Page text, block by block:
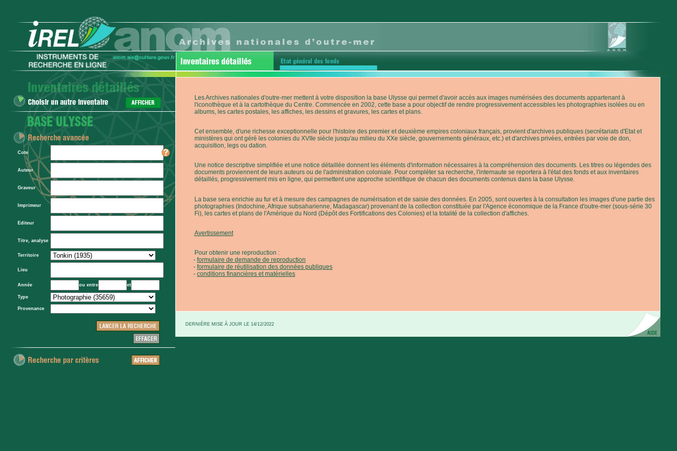
Cote
Auteur
Graveur
Imprimeur
Editeur
Titre, analyse
Territoire
Lieu
Année ou entre et
Type
Provenance
Les Archives nationales d'outre-mer mettent à votre disposition la base Ulysse qui permet d'avoir accès aux images numérisées des documents appartenant à
l'iconothèque et à la cartothèque du Centre. Commencée en 2002, cette base a pour objectif de rendre progressivement accessibles les photographies isolées ou en
albums, les cartes postales, les affiches, les dessins et gravures, les cartes et plans.
Cet ensemble, d'une richesse exceptionnelle pour l'histoire des premier et deuxième empires coloniaux français, provient d'archives publiques (secrétariats d'Etat et
ministères qui ont géré les colonies du XVIIe siècle jusqu'au milieu du XXe siècle, gouvernements généraux, etc.) et d'archives privées, entrées par voie de don,
acquisition, legs ou dation.
Une notice descriptive simplifiée et une notice détaillée donnent les éléments d'information nécessaires à la compréhension des documents. Les titres ou légendes des
documents proviennent de leurs auteurs ou de l'administration coloniale. Pour compléter sa recherche, l'internaute se reportera à l'état des fonds et aux inventaires
détaillés, progressivement mis en ligne, qui permettent une approche scientifique de chacun des documents contenus dans la base Ulysse.
La base sera enrichie au fur et à mesure des campagnes de numérisation et de saisie des données. En 2005, sont ouvertes à la consultation les images d'une partie des
photographies (Indochine, Afrique subsaharienne, Madagascar) provenant de la collection constituée par l'Agence économique de la France d'outre-mer (sous-série 30
Fi), les cartes et plans de l'Amérique du Nord (Dépôt des Fortifications des Colonies) et la totalité de la collection d'affiches.
Avertissement
Pour obtenir une reproduction :
formulaire de demande de reproduction
formulaire de réutilisation des données publiques
conditions financières et matérielles
DERNIÈRE MISE À JOUR LE 14/12/2022